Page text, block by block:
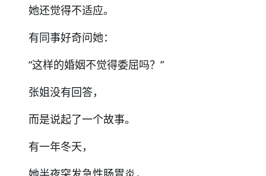
她还觉得不适应。
有同事好奇问她：
“这样的婚姻不觉得委屈吗？”
张姐没有回答，
而是说起了一个故事。
有一年冬天，